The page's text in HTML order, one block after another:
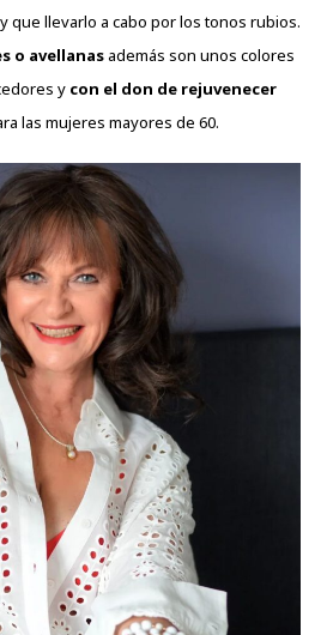
que llevarlo a cabo por los tonos rubios.
o avellanasademás son unos colores
y con el don de rejuvenecer
las mujeres mayores de 60.